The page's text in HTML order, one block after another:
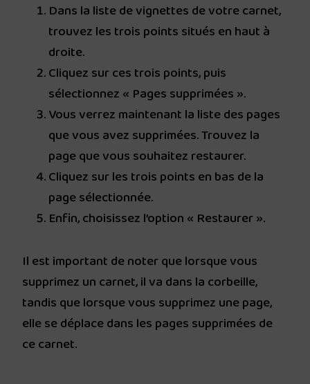
Dans la liste de vignettes de votre carnet,
trouvez les trois points situés en haut à
droite.
Cliquez sur ces trois points, puis
sélectionnez « Pages supprimées ».
Vous verrez maintenant la liste des pages
que vous avez supprimées. Trouvez la
page que vous souhaitez restaurer.
Cliquez sur les trois points en bas de la
page sélectionnée.
Enfin, choisissez l’option « Restaurer ».
Il est important de noter que lorsque vous
supprimez un carnet, il va dans la corbeille,
tandis que lorsque vous supprimez une page,
elle se déplace dans les pages supprimées de
ce carnet.